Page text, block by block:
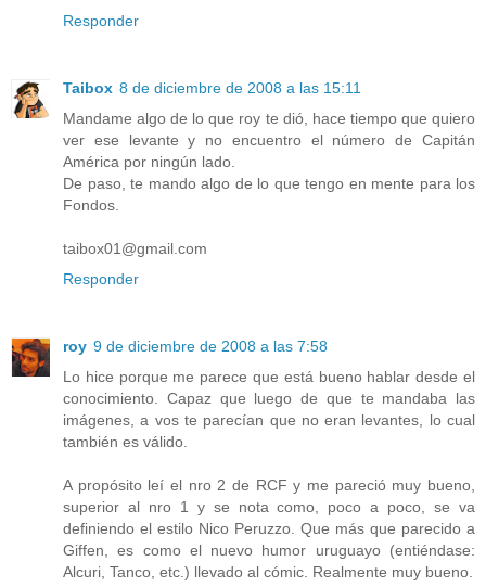
Responder
Taibox 8 de diciembre de 2008 a las 15:11
Mandame algo de lo que roy te dió, hace tiempo que quiero
ver ese levante y no encuentro el número de Capitán
América por ningún lado.
De paso, te mando algo de lo que tengo en mente para los
Fondos.
taibox01@gmail.com
Responder
roy 9 de diciembre de 2008 a las 7:58
Lo hice porque me parece que está bueno hablar desde el
conocimiento. Capaz que luego de que te mandaba las
imágenes, a vos te parecían que no eran levantes, lo cual
también es válido.
A propósito leí el nro 2 de RCF y me pareció muy bueno,
superior al nro 1 y se nota como, poco a poco, se va
definiendo el estilo Nico Peruzzo. Que más que parecido a
Giffen, es como el nuevo humor uruguayo (entiéndase:
Alcuri, Tanco, etc.) llevado al cómic. Realmente muy bueno.